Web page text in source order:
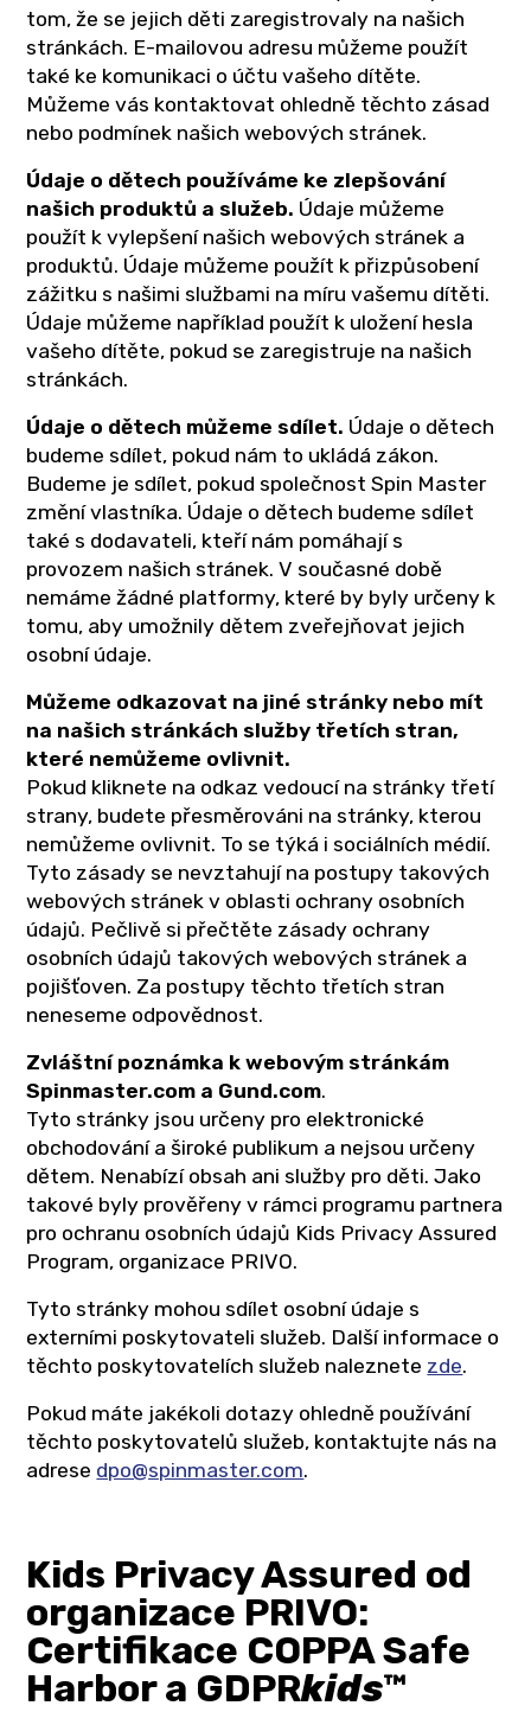
tom, že se jejich děti zaregistrovaly na našich
stránkách. E-mailovou adresu můžeme použít
také ke komunikaci o účtu vašeho dítěte.
Můžeme vás kontaktovat ohledně těchto zásad
nebo podmínek našich webových stránek.
Údaje o dětech používáme ke zlepšování
našich produktů a služeb. Údaje můžeme
použít k vylepšení našich webových stránek a
produktů. Údaje můžeme použít k přizpůsobení
zážitku s našimi službami na míru vašemu dítěti.
Údaje můžeme například použít k uložení hesla
vašeho dítěte, pokud se zaregistruje na našich
stránkách.
Údaje o dětech můžeme sdílet. Údaje o dětech
budeme sdílet, pokud nám to ukládá zákon.
Budeme je sdílet, pokud společnost Spin Master
změní vlastníka. Údaje o dětech budeme sdílet
také s dodavateli, kteří nám pomáhají s
provozem našich stránek. V současné době
nemáme žádné platformy, které by byly určeny k
tomu, aby umožnily dětem zveřejňovat jejich
osobní údaje.
Můžeme odkazovat na jiné stránky nebo mít
na našich stránkách služby třetích stran,
které nemůžeme ovlivnit.
Pokud kliknete na odkaz vedoucí na stránky třetí
strany, budete přesměrováni na stránky, kterou
nemůžeme ovlivnit. To se týká i sociálních médií.
Tyto zásady se nevztahují na postupy takových
webových stránek v oblasti ochrany osobních
údajů. Pečlivě si přečtěte zásady ochrany
osobních údajů takových webových stránek a
pojišťoven. Za postupy těchto třetích stran
neneseme odpovědnost.
Zvláštní poznámka k webovým stránkám
Spinmaster.com a Gund.com.
Tyto stránky jsou určeny pro elektronické
obchodování a široké publikum a nejsou určeny
dětem. Nenabízí obsah ani služby pro děti. Jako
takové byly prověřeny v rámci programu partnera
pro ochranu osobních údajů Kids Privacy Assured
Program, organizace PRIVO.
Tyto stránky mohou sdílet osobní údaje s
externími poskytovateli služeb. Další informace o
těchto poskytovatelích služeb naleznete zde.
Pokud máte jakékoli dotazy ohledně používání
těchto poskytovatelů služeb, kontaktujte nás na
adrese dpo@spinmaster.com.
Kids Privacy Assured od
organizace PRIVO:
Certifikace COPPA Safe
Harbor a GDPRkids™